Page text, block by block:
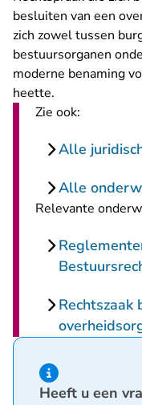
besluiten van een
zich zowel tussen
bestuursorganen
moderne benaming
heette.
Zie ook:
Alle
Alle
Relevante
Rechtszaak
Hint van type
Heeft u een